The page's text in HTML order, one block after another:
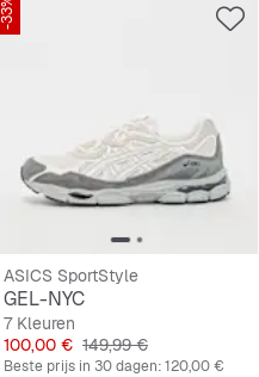
-33%
ASICS SportStyle
GEL-NYC
7 Kleuren
Prijs
100,00 € Originele Prijs
149,99 €
Beste prijs in 30 dagen:120,00 €